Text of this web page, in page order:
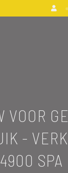
VOOR
-
4900 SPA